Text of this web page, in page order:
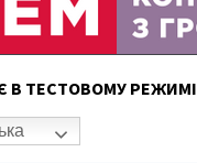
В ТЕСТОВОМУ РЕЖИМІ